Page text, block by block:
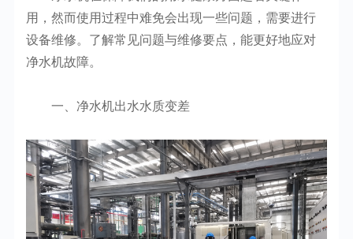
用，然而使用过程中难免会出现一些问题，需要进行
设备维修。了解常见问题与维修要点，能更好地应对
净水机故障。
一、净水机出水水质变差